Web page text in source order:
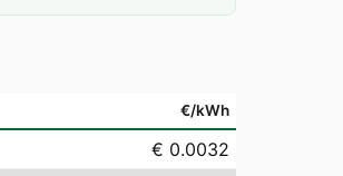
€/kWh
€ 0.0032